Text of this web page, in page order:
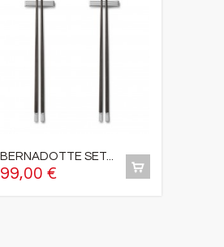
BERNADOTTE SET...
99,00 €